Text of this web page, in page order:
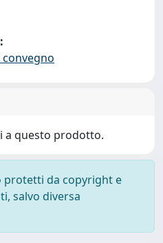
a questo prodotto.
protetti da copyright e
salvo diversa